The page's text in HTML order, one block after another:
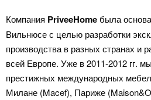
Компания PriveeHomeбыла
Вильнюсе с целью разработки
производства в разных странах и
всей Европе. Уже в 2011-2012 гг.
престижных международных
Милане (Macef), Париже